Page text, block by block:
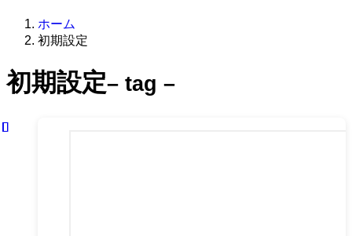
ホーム
初期設定
初期設定– tag –